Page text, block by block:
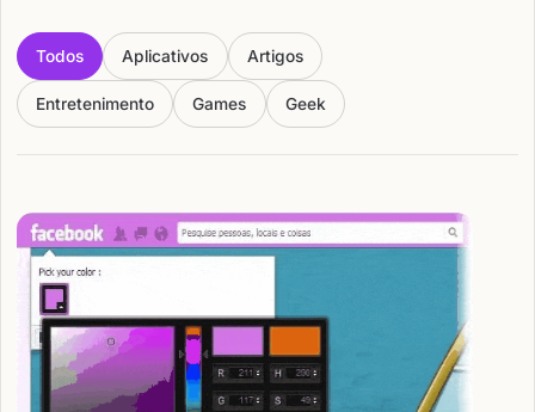
Todos Aplicativos Artigos
Entretenimento Games Geek
Articles